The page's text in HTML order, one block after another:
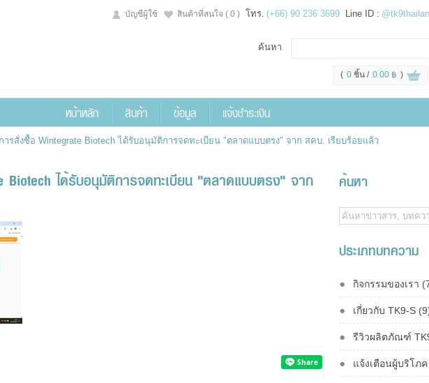
โทร. (+66) 90 236 3699 Line ID :
สินค้าที่สนใจ ( 0 )
บัญชีผู้ใช้
ค้นหา
( 0 ชิ้น 0.00 ฿ )
หน้าหลัก สินค้า ข้อมูล แจ้งชำระเงิน
รสั่งซื้อ Wintegrate Biotech ได้รับอนุมัติการจดทะเบียน "ตลาดแบบตรง" จาก สคบ. เรียบร้อยแล้ว
Biotech ได้รับอนุมัติการจดทะเบียน "ตลาดแบบตรง" จาก
ค้นหา
ประเภทบทความ
กิจกรรมของเรา
เกี่ยวกับ TK9-S
รีวิวผลิตภัณฑ์
แจ้งเตือนผู้บริโภค